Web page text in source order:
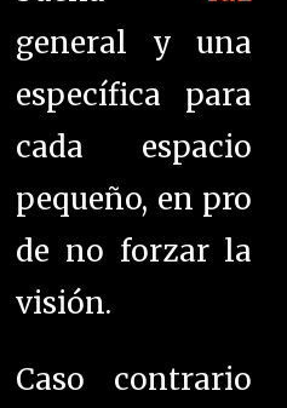
general y una
específica para
cada espacio
pequeño, en pro
de no forzar la
visión.
Caso contrario